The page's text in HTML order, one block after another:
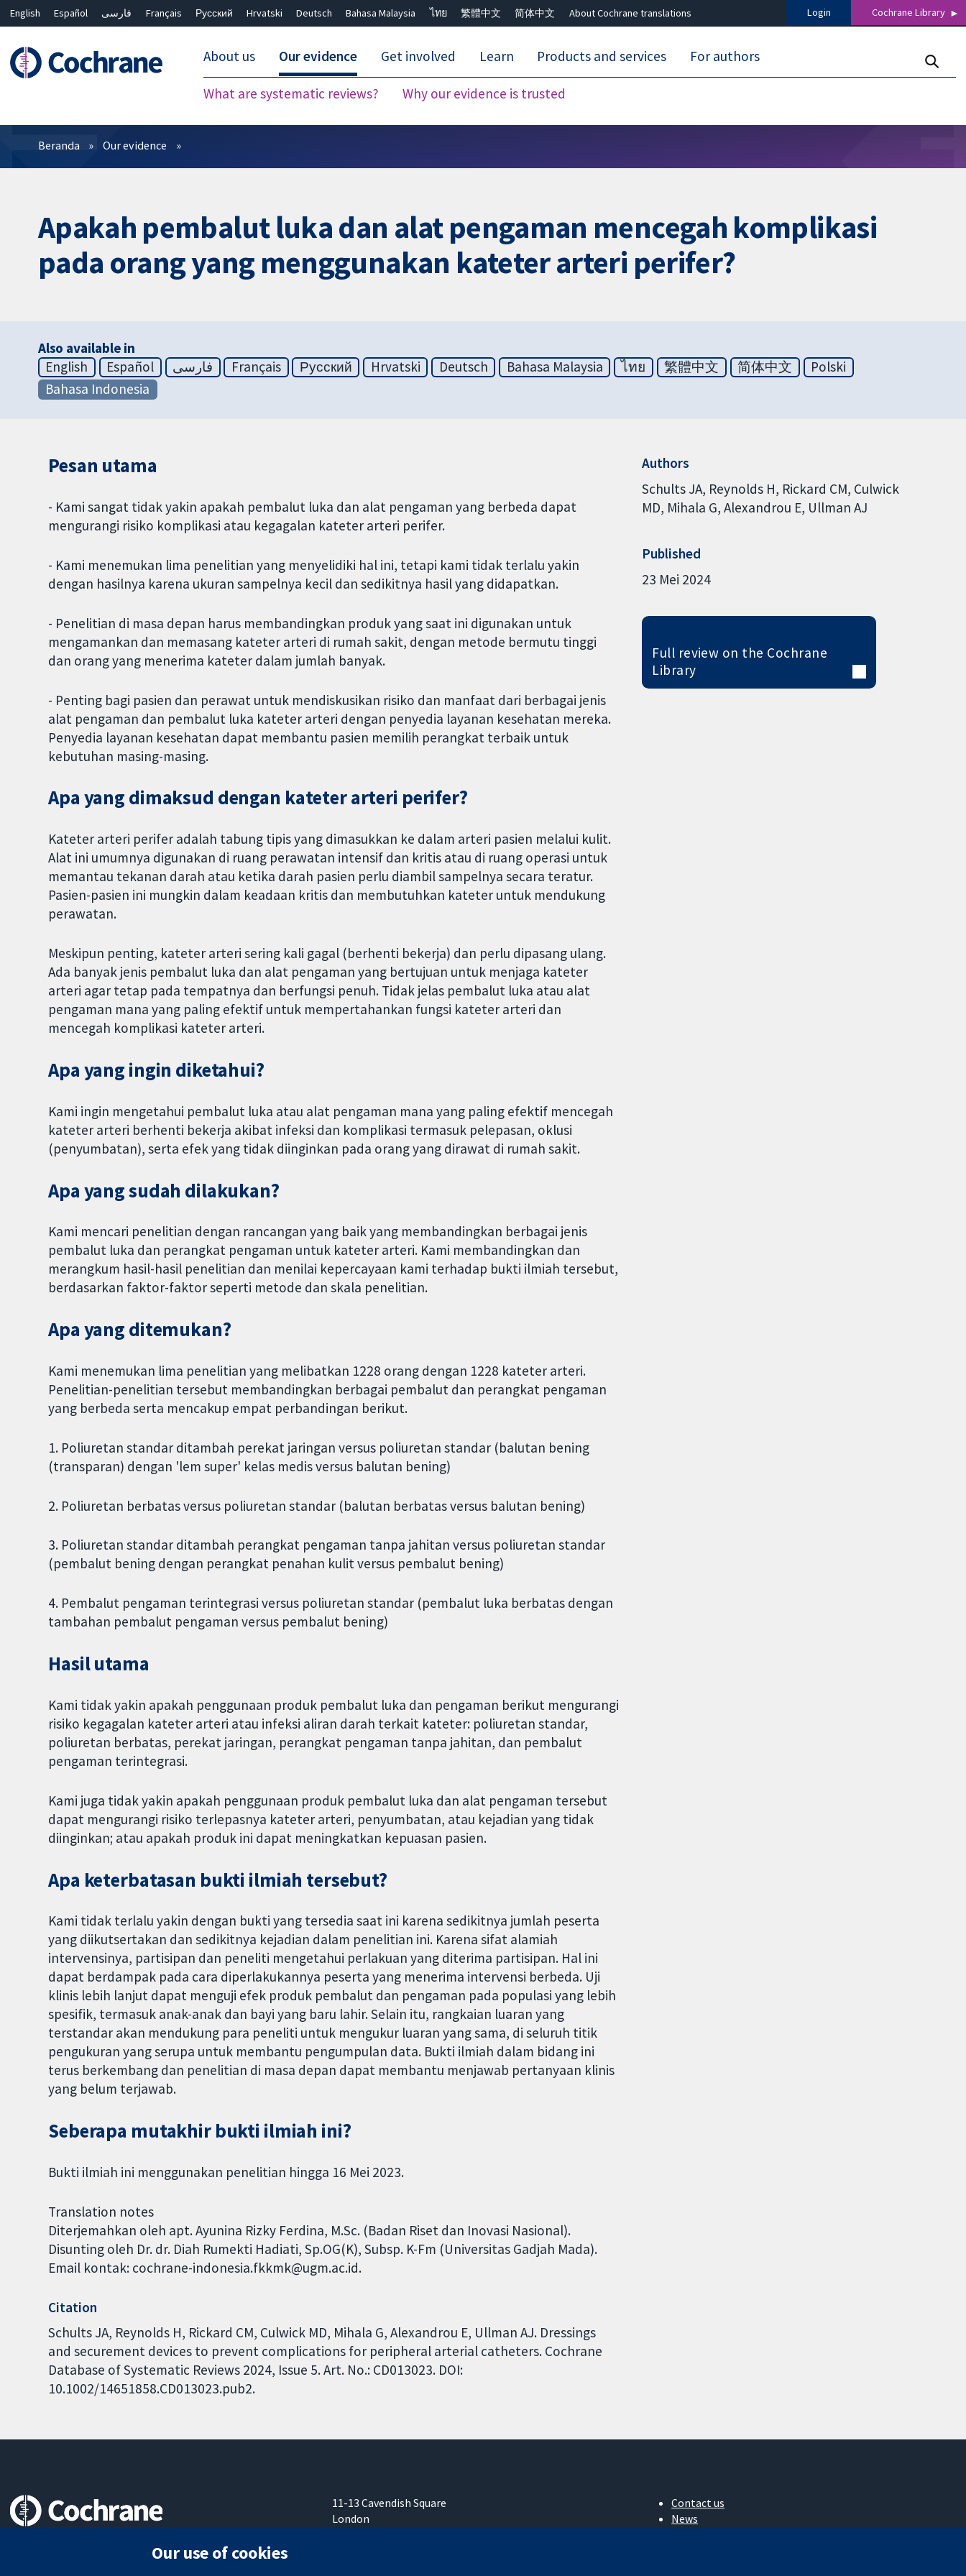
English Español فارسی Français Русский Hrvatski Deutsch Bahasa Malaysia ไทย 繁體中文 简体中文 About Cochrane translations Login Cochrane Library
About us Our evidence
What are systematic reviews? Why our evidence is trusted
Get involved Learn Products and services For authors
Filter
Beranda Our evidence
Apakah pembalut luka dan alat pengaman mencegah komplikasi
pada orang yang menggunakan kateter arteri perifer?
Also available in
English
Español فارسی Français Русский Hrvatski Deutsch Bahasa Malaysia ไทย 繁體中文 简体中文
Polski
Bahasa Indonesia
Pesan utama
- Kami sangat tidak yakin apakah pembalut luka dan alat pengaman yang berbeda dapat
mengurangi risiko komplikasi atau kegagalan kateter arteri perifer.
- Kami menemukan lima penelitian yang menyelidiki hal ini, tetapi kami tidak terlalu yakin
dengan hasilnya karena ukuran sampelnya kecil dan sedikitnya hasil yang didapatkan.
- Penelitian di masa depan harus membandingkan produk yang saat ini digunakan untuk
mengamankan dan memasang kateter arteri di rumah sakit, dengan metode bermutu tinggi
dan orang yang menerima kateter dalam jumlah banyak.
- Penting bagi pasien dan perawat untuk mendiskusikan risiko dan manfaat dari berbagai jenis
alat pengaman dan pembalut luka kateter arteri dengan penyedia layanan kesehatan mereka.
Penyedia layanan kesehatan dapat membantu pasien memilih perangkat terbaik untuk
kebutuhan masing-masing.
Apa yang dimaksud dengan kateter arteri perifer?
Kateter arteri perifer adalah tabung tipis yang dimasukkan ke dalam arteri pasien melalui kulit.
Alat ini umumnya digunakan di ruang perawatan intensif dan kritis atau di ruang operasi untuk
memantau tekanan darah atau ketika darah pasien perlu diambil sampelnya secara teratur.
Pasien-pasien ini mungkin dalam keadaan kritis dan membutuhkan kateter untuk mendukung
perawatan.
Meskipun penting, kateter arteri sering kali gagal (berhenti bekerja) dan perlu dipasang ulang.
Ada banyak jenis pembalut luka dan alat pengaman yang bertujuan untuk menjaga kateter
arteri agar tetap pada tempatnya dan berfungsi penuh. Tidak jelas pembalut luka atau alat
pengaman mana yang paling efektif untuk mempertahankan fungsi kateter arteri dan
mencegah komplikasi kateter arteri.
Apa yang ingin diketahui?
Kami ingin mengetahui pembalut luka atau alat pengaman mana yang paling efektif mencegah
kateter arteri berhenti bekerja akibat infeksi dan komplikasi termasuk pelepasan, oklusi
(penyumbatan), serta efek yang tidak diinginkan pada orang yang dirawat di rumah sakit.
Apa yang sudah dilakukan?
Kami mencari penelitian dengan rancangan yang baik yang membandingkan berbagai jenis
pembalut luka dan perangkat pengaman untuk kateter arteri. Kami membandingkan dan
merangkum hasil-hasil penelitian dan menilai kepercayaan kami terhadap bukti ilmiah tersebut,
berdasarkan faktor-faktor seperti metode dan skala penelitian.
Apa yang ditemukan?
Kami menemukan lima penelitian yang melibatkan 1228 orang dengan 1228 kateter arteri.
Penelitian-penelitian tersebut membandingkan berbagai pembalut dan perangkat pengaman
yang berbeda serta mencakup empat perbandingan berikut.
1. Poliuretan standar ditambah perekat jaringan versus poliuretan standar (balutan bening
(transparan) dengan 'lem super' kelas medis versus balutan bening)
2. Poliuretan berbatas versus poliuretan standar (balutan berbatas versus balutan bening)
3. Poliuretan standar ditambah perangkat pengaman tanpa jahitan versus poliuretan standar
(pembalut bening dengan perangkat penahan kulit versus pembalut bening)
4. Pembalut pengaman terintegrasi versus poliuretan standar (pembalut luka berbatas dengan
tambahan pembalut pengaman versus pembalut bening)
Hasil utama
Kami tidak yakin apakah penggunaan produk pembalut luka dan pengaman berikut mengurangi
risiko kegagalan kateter arteri atau infeksi aliran darah terkait kateter: poliuretan standar,
poliuretan berbatas, perekat jaringan, perangkat pengaman tanpa jahitan, dan pembalut
pengaman terintegrasi.
Kami juga tidak yakin apakah penggunaan produk pembalut luka dan alat pengaman tersebut
dapat mengurangi risiko terlepasnya kateter arteri, penyumbatan, atau kejadian yang tidak
diinginkan; atau apakah produk ini dapat meningkatkan kepuasan pasien.
Apa keterbatasan bukti ilmiah tersebut?
Kami tidak terlalu yakin dengan bukti yang tersedia saat ini karena sedikitnya jumlah peserta
yang diikutsertakan dan sedikitnya kejadian dalam penelitian ini. Karena sifat alamiah
intervensinya, partisipan dan peneliti mengetahui perlakuan yang diterima partisipan. Hal ini
dapat berdampak pada cara diperlakukannya peserta yang menerima intervensi berbeda. Uji
klinis lebih lanjut dapat menguji efek produk pembalut dan pengaman pada populasi yang lebih
spesifik, termasuk anak-anak dan bayi yang baru lahir. Selain itu, rangkaian luaran yang
terstandar akan mendukung para peneliti untuk mengukur luaran yang sama, di seluruh titik
pengukuran yang serupa untuk membantu pengumpulan data. Bukti ilmiah dalam bidang ini
terus berkembang dan penelitian di masa depan dapat membantu menjawab pertanyaan klinis
yang belum terjawab.
Seberapa mutakhir bukti ilmiah ini?
Bukti ilmiah ini menggunakan penelitian hingga 16 Mei 2023.
Translation notes
Diterjemahkan oleh apt. Ayunina Rizky Ferdina, M.Sc. (Badan Riset dan Inovasi Nasional).
Disunting oleh Dr. dr. Diah Rumekti Hadiati, Sp.OG(K), Subsp. K-Fm (Universitas Gadjah Mada).
Email kontak: cochrane-indonesia.fkkmk@ugm.ac.id.
Citation
Schults JA, Reynolds H, Rickard CM, Culwick MD, Mihala G, Alexandrou E, Ullman AJ. Dressings
and securement devices to prevent complications for peripheral arterial catheters. Cochrane
Database of Systematic Reviews 2024, Issue 5. Art. No.: CD013023. DOI:
10.1002/14651858.CD013023.pub2.
Authors
Schults JA Reynolds H Rickard CM Culwick
MD Mihala G Alexandrou E Ullman AJ
Published
23 Mei 2024
Full review on the Cochrane
Library
11-13 Cavendish Square
London
Contact us
News
Our use of cookies